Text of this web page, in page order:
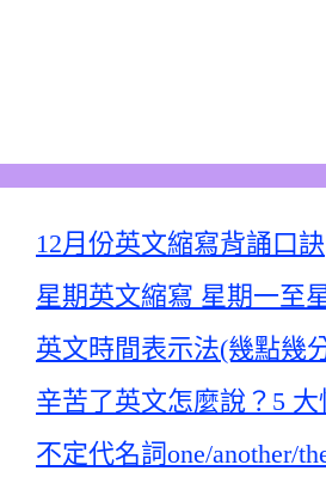
12月份英文縮寫背誦口訣
星期英文縮寫 星期一至
英文時間表示法(幾點幾
辛苦了英文怎麼說？5 大
不定代名詞one/another/